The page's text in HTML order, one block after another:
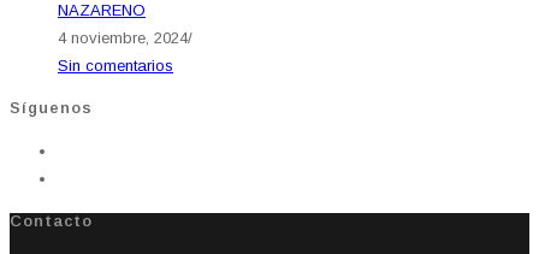
NAZARENO
4 noviembre, 2024/
Sin comentarios
Síguenos
Contacto